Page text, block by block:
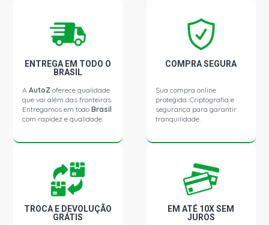
FOCUS HATCH GLX HATCH 2.0 16V DURATEC GASOLINA
(2004 - 2010)
FOCUS HATCH XR HATCH 2.0 16V DURATEC GASOLINA
(2001 - 2010)
FOCUS SEDAN GHIA SEDAN 2.0 16V ZETEC FLEX (2006 -
2010)
FOCUS SEDAN GHIA SEDAN 2.0 16V ZETEC GASOLINA
FOCUS SEDAN GLX SEDAN 2.0 16V ZETEC GASOLINA
(2003 - 2010)
ENTREGA EM TODO O
BRASIL
AAutoZ oferece qualidade
que vai além das fronteiras.
Entregamos em todoBrasil
com rapidez e qualidade.
COMPRA SEGURA
Sua compra online
protegida. Criptografia e
segurança para garantir
tranquilidade.
TROCA E DEVOLUÇÃO
GRÁTIS
EM ATÉ 10X SEM
JUROS